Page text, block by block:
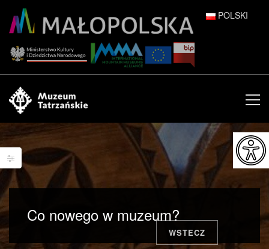
POLSKI
ENGLISH
ESPAÑOL
FRANÇAIS
ITALIANO
Co nowego w muzeum?
WSTECZ